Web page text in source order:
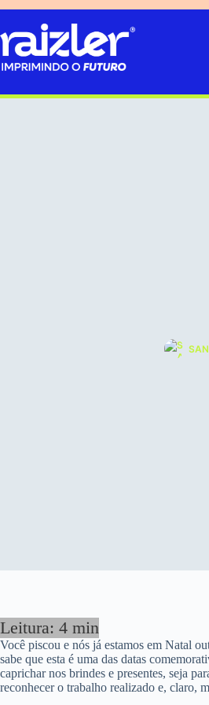
o
conteúdo
Você piscou e nós já estamos em Natal
sabe que esta é uma das datas
caprichar nos brindes e presentes, seja
reconhecer o trabalho realizado e, claro,